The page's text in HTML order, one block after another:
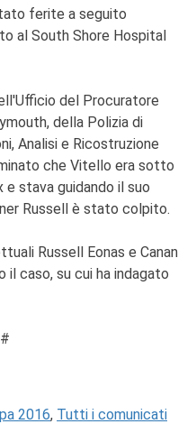
ferite a seguito
al South Shore Hospital
del Procuratore
della Polizia di
Analisi e Ricostruzione
che Vitello era sotto
e stava guidando il suo
Russell è stato colpito.
Russell Eonas e Canan
il caso, su cui ha indagato
2016, Tutti i comunicati